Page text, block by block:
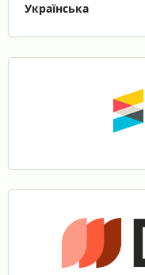
Українська